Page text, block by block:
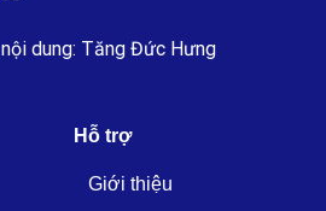
dung: Tăng Đức Hưng
Hỗ trợ
Giới thiệu